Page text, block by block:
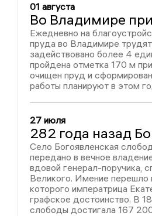
01 августа
Ежедневно на
пруда во Владимире
задействовано более 4
пройдена отметка 170 м
очищен пруд и
работы планируют в этом
27 июля
Село Богоявленская
передано в вечное
вдовой генерал-поручика,
Великого. Имение перешло
которого императрица
графское достоинство. В
слободы достигала 167